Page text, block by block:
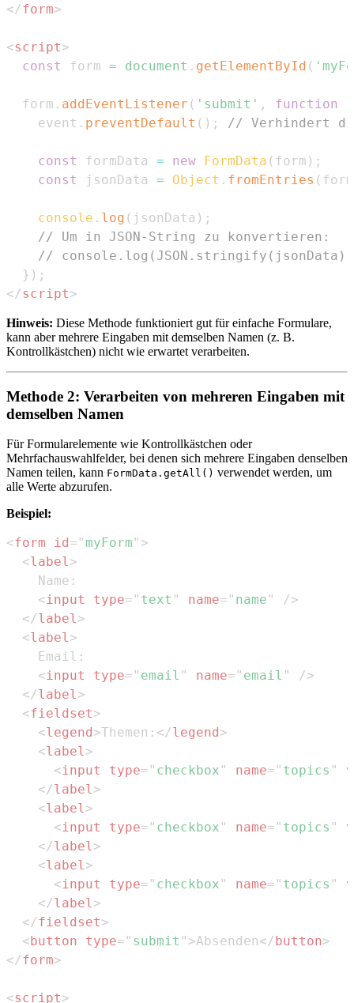
</form>
<script>
const
form = document . getElementById (
  form
. addEventListener ( 'submit' , function
    event
. preventDefault ( ) ; // Verhindert
const formData = new FormData ( form ) ;
const
jsonData = Object . fromEntries (
console . log ( jsonData ) ;
// Um in JSON-String zu konvertieren:
//
} ) ;
</script>
Hinweis: Diese Methode funktioniert gut für einfache Formulare,
kann aber mehrere Eingaben mit demselben Namen (z. B.
Kontrollkästchen) nicht wie erwartet verarbeiten.
Methode 2: Verarbeiten von mehreren Eingaben mit
demselben Namen
Für Formularelemente wie Kontrollkästchen oder
Mehrfachauswahlfelder, bei denen sich mehrere Eingaben denselben
Namen teilen, kann FormData.getAll() verwendet werden, um
alle Werte abzurufen.
Beispiel:
<form id = " myForm " >
<label>
<input type= " text " name= " name "
/>
</label>
<label>
<input type= " email " name= " email "
/>
</label>
<fieldset>
<legend >Themen: </legend >
<label>
<input type= " checkbox " name= " topics "
</label>
<label>
<input type= " checkbox " name= " topics "
</label>
<label>
<input type= " checkbox " name= " topics "
</label>
</fieldset>
< button type= " submit " >Absenden</ button>
</form>
<script>